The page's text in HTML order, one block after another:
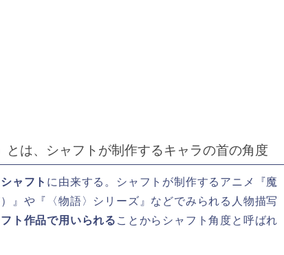
とは、シャフトが制作するキャラの首の角度
ャフト に由来する。シャフトが制作するアニメ『魔
』や『〈物語〉シリーズ』などでみられる人物描写
ト作品で用いられる ことからシャフト角度と呼ばれ